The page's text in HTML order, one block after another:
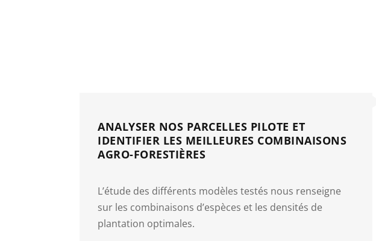
ANALYSER NOS PARCELLES PILOTE ET
IDENTIFIER LES MEILLEURES COMBINAISONS
AGRO-FORESTIÈRES
L’étude des différents modèles testés nous renseigne
sur les combinaisons d’espèces et les densités de
plantation optimales.